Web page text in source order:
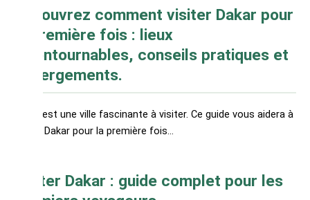
Découvrez comment visiter Dakar pour
la première fois : lieux
incontournables, conseils pratiques et
hébergements.
Dakar est une ville fascinante à visiter. Ce guide vous aidera à
visiter Dakar pour la première fois…
Visiter Dakar : guide complet pour les